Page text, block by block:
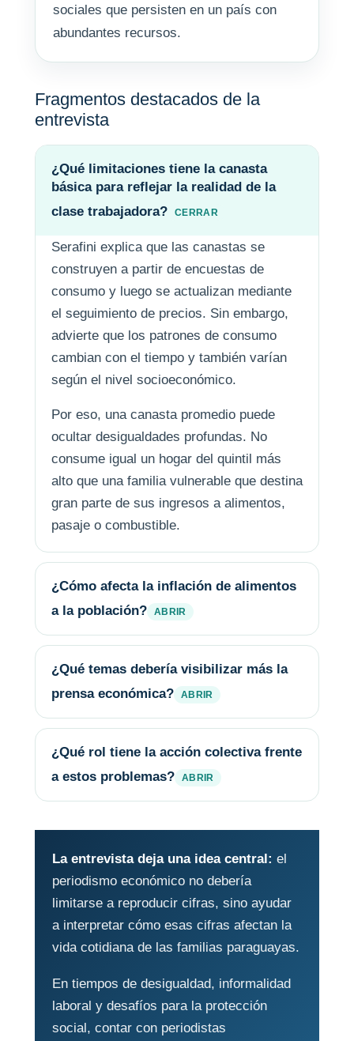
sociales que persisten en un país con
abundantes recursos.
Fragmentos destacados de la
entrevista
¿Qué limitaciones tiene la canasta
básica para reflejar la realidad de la
clase trabajadora?
Serafini explica que las canastas se
construyen a partir de encuestas de
consumo y luego se actualizan mediante
el seguimiento de precios. Sin embargo,
advierte que los patrones de consumo
cambian con el tiempo y también varían
según el nivel socioeconómico.
Por eso, una canasta promedio puede
ocultar desigualdades profundas. No
consume igual un hogar del quintil más
alto que una familia vulnerable que destina
gran parte de sus ingresos a alimentos,
pasaje o combustible.
¿Cómo afecta la inflación de alimentos
a la población?
¿Qué temas debería visibilizar más la
prensa económica?
¿Qué rol tiene la acción colectiva frente
a estos problemas?
La entrevista deja una idea central: el
periodismo económico no debería
limitarse a reproducir cifras, sino ayudar
a interpretar cómo esas cifras afectan la
vida cotidiana de las familias paraguayas.
En tiempos de desigualdad, informalidad
laboral y desafíos para la protección
social, contar con periodistas